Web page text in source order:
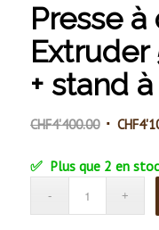
Presse
Extruder
+ stand
CHF4'400.00 Le
initial
CHF
Plus que 2 en